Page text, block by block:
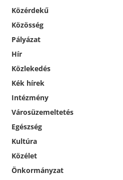
Közérdekű
Közösség
Pályázat
Hír
Közlekedés
Kék hírek
Intézmény
Városüzemeltetés
Egészség
Kultúra
Közélet
Önkormányzat